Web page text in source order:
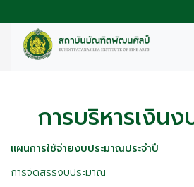
การบริหารเงิน
แผนการใช้จ่ายงบประมาณประจำปี
การจัดสรรงบประมาณ